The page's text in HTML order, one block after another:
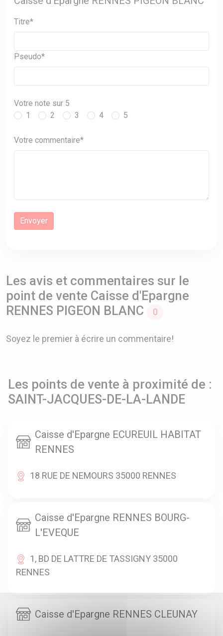
Titre*
Pseudo*
Votre note sur 5
1
2 3 4 5
Votre commentaire*
Les avis et commentaires sur le
point de vente Caisse d'Epargne
RENNES PIGEON BLANC
0
Soyez le premier à écrire un commentaire!
Les points de vente à proximité de :
SAINT-JACQUES-DE-LA-LANDE
Caisse d'Epargne ECUREUIL HABITAT
RENNES
18 RUE DE NEMOURS 35000 RENNES
Caisse d'Epargne RENNES BOURG-
L'EVEQUE
1, BD DE LATTRE DE TASSIGNY 35000
RENNES
Caisse d'Epargne RENNES CLEUNAY